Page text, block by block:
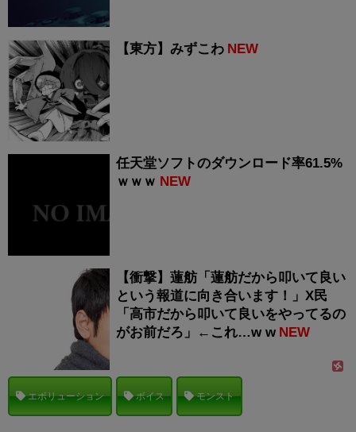
【東方】みずこわ NEW
任天堂ソフトのダウンロード率61.5%
ｗｗｗ NEW
【衝撃】蓮舫「蓮舫だから叩いて良い
という報道に向き合います！」X民
「高市だから叩いて良いをやってるの
がお前だろ」←これ…w w NEW
エボリューション ボイス モンスト